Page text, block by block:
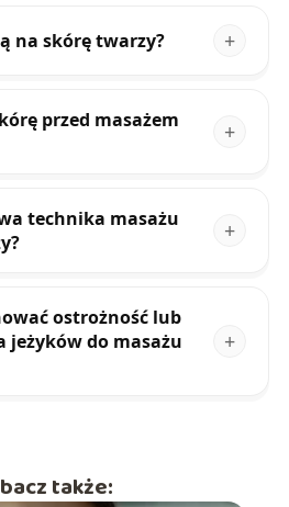
na skórę twarzy?
przed masażem
technika masażu
ostrożność lub
jeżyków do masażu
także: